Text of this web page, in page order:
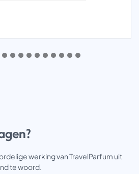
werking van TravelParfum uit
te woord.